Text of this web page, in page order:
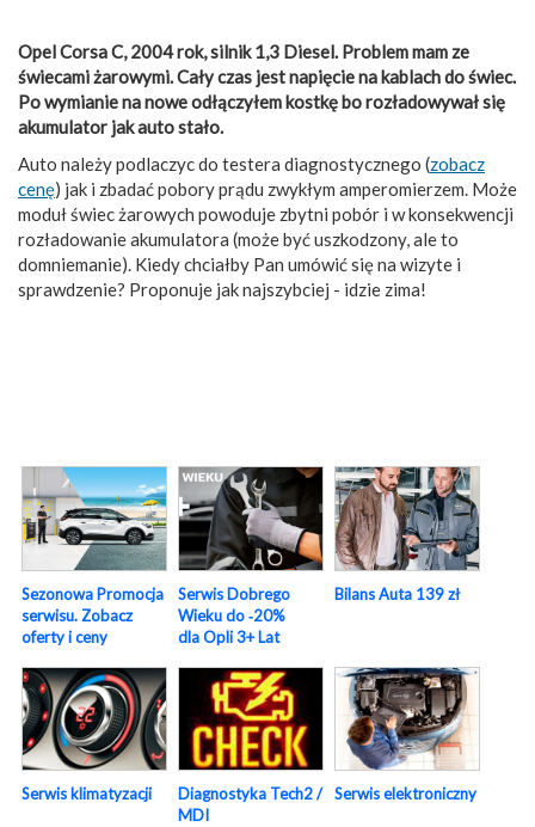
Opel Corsa C, 2004 rok, silnik 1,3 Diesel. Problem mam ze
świecami żarowymi. Cały czas jest napięcie na kablach do świec.
Po wymianie na nowe odłączyłem kostkę bo rozładowywał się
akumulator jak auto stało.
Auto należy podlaczyc do testera diagnostycznego (zobacz
cenę) jak i zbadać pobory prądu zwykłym amperomierzem. Może
moduł świec żarowych powoduje zbytni pobór i w konsekwencji
rozładowanie akumulatora (może być uszkodzony, ale to
domniemanie). Kiedy chciałby Pan umówić się na wizyte i
sprawdzenie? Proponuje jak najszybciej - idzie zima!
Sezonowa Promocja
serwisu. Zobacz
oferty i ceny
Serwis Dobrego
Wieku do ‑20%
dla Opli 3+ Lat
Bilans Auta 139 zł
Serwis klimatyzacji
Diagnostyka Tech2 /
MDI
Serwis elektroniczny